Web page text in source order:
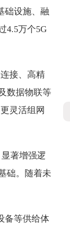
础设施、融
4.5万个5G
接、高精
数据物联等
灵活组网
著增强逻
础。随着未
备等供给体